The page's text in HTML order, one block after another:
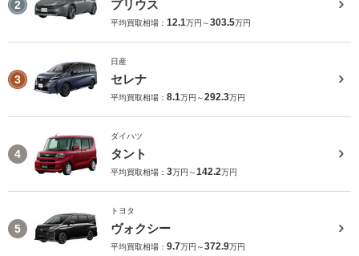
2 プリウス
平均買取相場： 12.1万円～303.5万円
3
日産
セレナ
平均買取相場： 8.1万円～292.3万円
4
ダイハツ
タント
平均買取相場： 3万円～142.2万円
5
トヨタ
ヴォクシー
平均買取相場： 9.7万円～372.9万円